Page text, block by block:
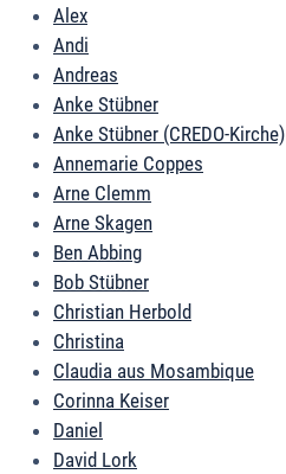
Alex
Andi
Andreas
Anke Stübner
Anke Stübner (CREDO-Kirche)
Annemarie Coppes
Arne Clemm
Arne Skagen
Ben Abbing
Bob Stübner
Christian Herbold
Christina
Claudia aus Mosambique
Corinna Keiser
Daniel
David Lork